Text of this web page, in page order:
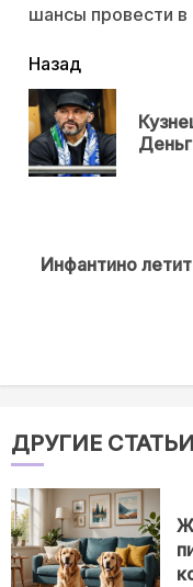
шансы провести в
читать
еще
Назад
Next
Инфантино
ДРУГИЕ СТАТЬИ